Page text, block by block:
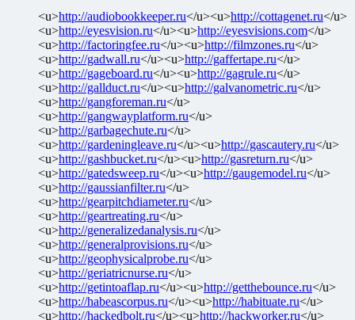
<u>http://audiobookkeeper.ru</u><u>http://cottagenet.ru</u>
<u>http://eyesvision.ru</u><u>http://eyesvisions.com</u>
<u>http://factoringfee.ru</u><u>http://filmzones.ru</u>
<u>http://gadwall.ru</u><u>http://gaffertape.ru</u>
<u>http://gageboard.ru</u><u>http://gagrule.ru</u>
<u>http://gallduct.ru</u><u>http://galvanometric.ru</u>
<u>http://gangforeman.ru</u>
<u>http://gangwayplatform.ru</u>
<u>http://garbagechute.ru</u>
<u>http://gardeningleave.ru</u><u>http://gascautery.ru</u>
<u>http://gashbucket.ru</u><u>http://gasreturn.ru</u>
<u>http://gatedsweep.ru</u><u>http://gaugemodel.ru</u>
<u>http://gaussianfilter.ru</u>
<u>http://gearpitchdiameter.ru</u>
<u>http://geartreating.ru</u>
<u>http://generalizedanalysis.ru</u>
<u>http://generalprovisions.ru</u>
<u>http://geophysicalprobe.ru</u>
<u>http://geriatricnurse.ru</u>
<u>http://getintoaflap.ru</u><u>http://getthebounce.ru</u>
<u>http://habeascorpus.ru</u><u>http://habituate.ru</u>
<u>http://hackedbolt.ru</u><u>http://hackworker.ru</u>